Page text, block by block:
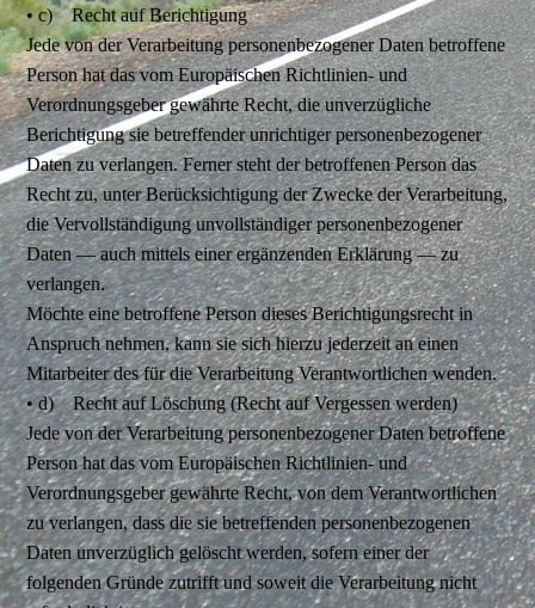
• c) Recht auf Berichtigung
Jede von der Verarbeitung personenbezogener Daten betroffene
Person hat das vom Europäischen Richtlinien- und
Verordnungsgeber gewährte Recht, die unverzügliche
Berichtigung sie betreffender unrichtiger personenbezogener
Daten zu verlangen. Ferner steht der betroffenen Person das
Recht zu, unter Berücksichtigung der Zwecke der Verarbeitung,
die Vervollständigung unvollständiger personenbezogener
Daten — auch mittels einer ergänzenden Erklärung — zu
verlangen.
Möchte eine betroffene Person dieses Berichtigungsrecht in
Anspruch nehmen, kann sie sich hierzu jederzeit an einen
Mitarbeiter des für die Verarbeitung Verantwortlichen wenden.
• d) Recht auf Löschung (Recht auf Vergessen werden)
Jede von der Verarbeitung personenbezogener Daten betroffene
Person hat das vom Europäischen Richtlinien- und
Verordnungsgeber gewährte Recht, von dem Verantwortlichen
zu verlangen, dass die sie betreffenden personenbezogenen
Daten unverzüglich gelöscht werden, sofern einer der
folgenden Gründe zutrifft und soweit die Verarbeitung nicht